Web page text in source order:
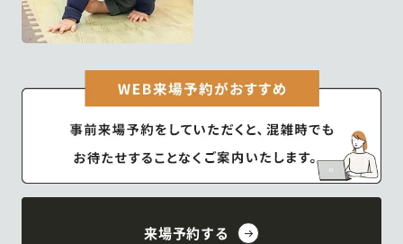
来場予約する